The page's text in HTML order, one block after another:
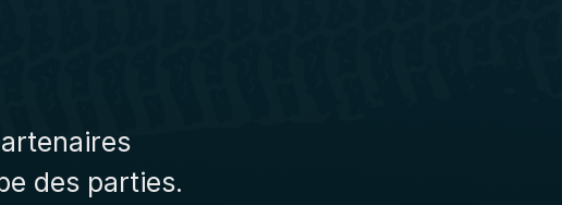
des parties.